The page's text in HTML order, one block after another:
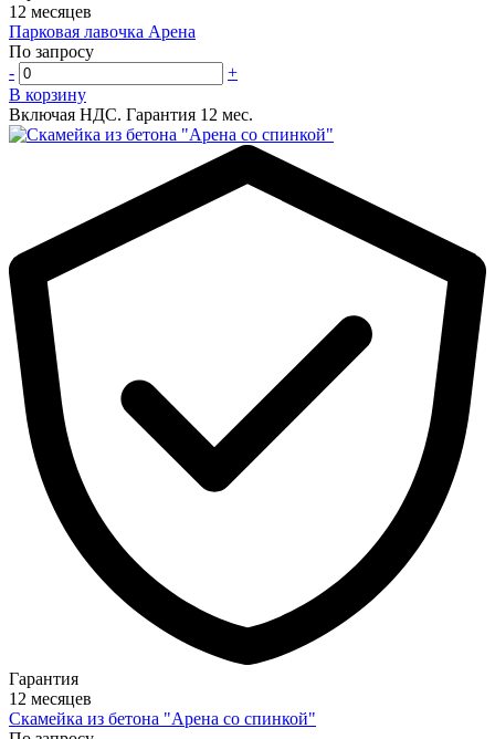
12 месяцев
Парковая лавочка Арена
По запросу
-
+
В корзину
Включая НДС. Гарантия 12 мес.
Гарантия
12 месяцев
Скамейка из бетона "Арена со спинкой"